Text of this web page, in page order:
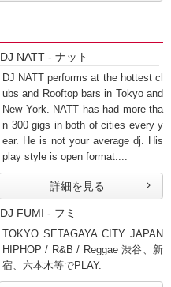
DJ NATT - ナット
DJ NATT performs at the hottest cl
ubs and Rooftop bars in Tokyo and
New York. NATT has had more tha
n 300 gigs in both of cities every y
ear. He is not your average dj. His
play style is open format....
詳細を見る
DJ FUMI - フミ
TOKYO SETAGAYA CITY JAPAN
HIPHOP / R&B / Reggae 渋谷、新
宿、六本木等でPLAY.